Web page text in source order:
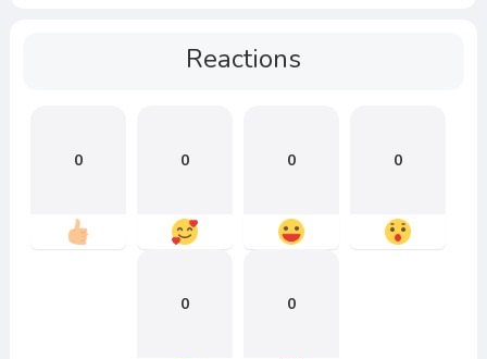
Reactions
0 0 0 0
0 0